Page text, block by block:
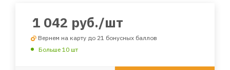
1 042 руб./шт
Вернем на карту до 21 бонусных баллов
Больше 10 шт